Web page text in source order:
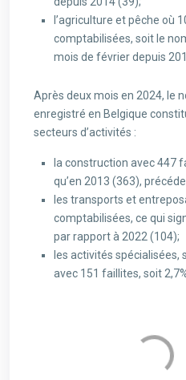
l’agriculture et pêche où
comptabilisées, soit le
mois de février depuis
Après deux mois en 2024, le
enregistré en Belgique
secteurs d’activités :
la construction avec 447
qu’en 2013 (363),
les transports et
comptabilisées, ce qui
par rapport à 2022 (104);
les activités
avec 151 faillites, soit